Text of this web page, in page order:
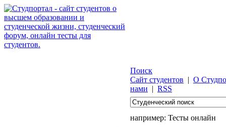
Поиск
Сайт студентов | О
нами | RSS
например: Тесты онлайн